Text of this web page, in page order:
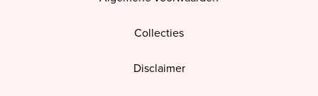
Collecties
Disclaimer